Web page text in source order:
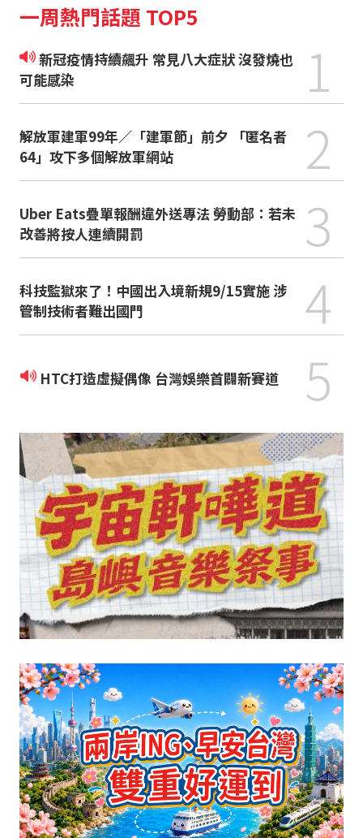
一周熱門話題 TOP5
新冠疫情持續飆升 常見八大症狀 沒發燒也
可能感染
1
解放軍建軍99年／「建軍節」前夕 「匿名者
64」攻下多個解放軍網站
2
Uber Eats疊單報酬違外送專法 勞動部：若未
改善將按人連續開罰
3
科技監獄來了！中國出入境新規9/15實施 涉
管制技術者難出國門
4
HTC打造虛擬偶像 台灣娛樂首闢新賽道 5